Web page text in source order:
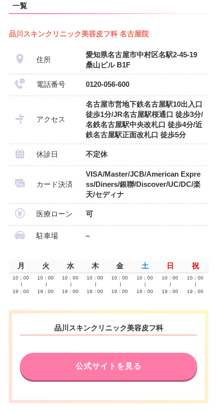
一覧
品川スキンクリニック美容皮フ科 名古屋院
住所
愛知県名古屋市中村区名駅2-45-19
桑山ビル B1F
電話番号 0120-056-600
アクセス
名古屋市営地下鉄名古屋駅10出入口
徒歩1分/JR名古屋駅桜通口 徒歩3分/
名鉄名古屋駅中央改札口 徒歩4分/近
鉄名古屋駅正面改札口 徒歩5分
休診日 不定休
カード決済
VISA/Master/JCB/American Expre
ss/Diners/銀聯/Discover/UC/DC/楽
天/セディナ
医療ローン 可
駐車場 –
月 火 水 木 金 土 日 祝
10：00
19：00
10：00
19：00
10：00
19：00
10：00
19：00
10：00
19：00
10：00
19：00
10：00
19：00
10：00
19：00
品川スキンクリニック美容皮フ科
公式サイトを見る